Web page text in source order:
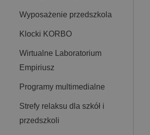
Wyposażenie przedszkola
Klocki KORBO
Wirtualne Laboratorium
Empiriusz
Programy multimedialne
Strefy relaksu dla szkół i
przedszkoli